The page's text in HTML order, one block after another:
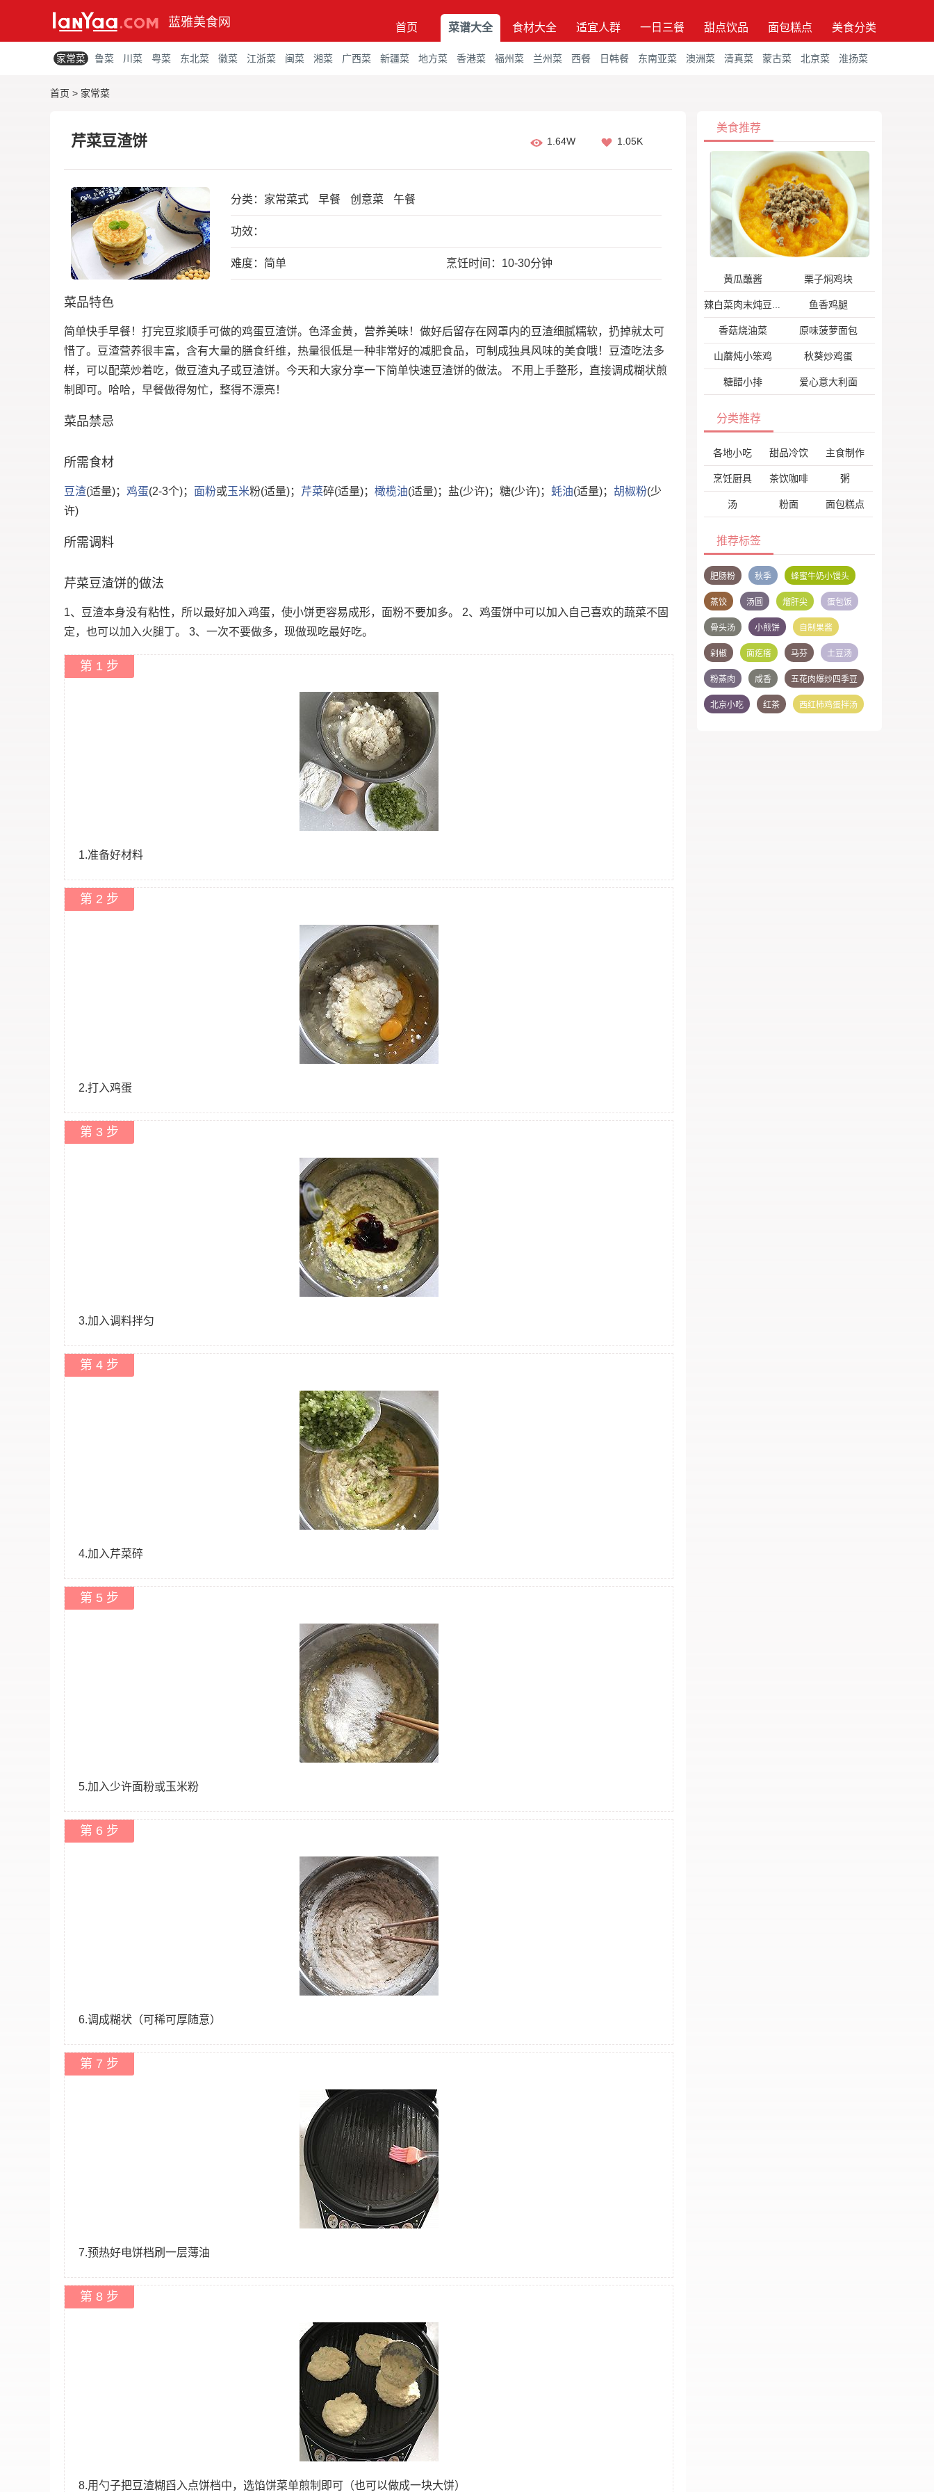
蓝雅美食网 首页 菜谱大全 食材大全 适宜人群 一日三餐 甜点饮品 面包糕点 美食分类
家常菜 鲁菜 川菜 粤菜 东北菜 徽菜 江浙菜 闽菜 湘菜 广西菜 新疆菜 地方菜 香港菜 福州菜 兰州菜 西餐 日韩餐 东南亚菜 澳洲菜 清真菜 蒙古菜 北京菜 淮扬菜
首页 > 家常菜
芹菜豆渣饼 1.64W 1.05K
分类： 家常菜式 早餐 创意菜 午餐
功效：
难度：简单 烹饪时间：10-30分钟
菜品特色
简单快手早餐！打完豆浆顺手可做的鸡蛋豆渣饼。色泽金黄，营养美味！做好后留存在网罩内的豆渣细腻糯软，扔掉就太可
惜了。豆渣营养很丰富，含有大量的膳食纤维，热量很低是一种非常好的减肥食品，可制成独具风味的美食哦！豆渣吃法多
样，可以配菜炒着吃，做豆渣丸子或豆渣饼。今天和大家分享一下简单快速豆渣饼的做法。 不用上手整形，直接调成糊状煎
制即可。哈哈，早餐做得匆忙，整得不漂亮！
菜品禁忌
所需食材
豆渣(适量)； 鸡蛋(2-3个)； 面粉或玉米粉(适量)； 芹菜碎(适量)； 橄榄油(适量)；盐(少许)；糖(少许)； 蚝油(适量)； 胡椒粉(少
许)
所需调料
芹菜豆渣饼的做法
1、豆渣本身没有粘性，所以最好加入鸡蛋，使小饼更容易成形，面粉不要加多。 2、鸡蛋饼中可以加入自己喜欢的蔬菜不固
定，也可以加入火腿丁。 3、一次不要做多，现做现吃最好吃。
第 1 步
1.准备好材料
第 2 步
2.打入鸡蛋
第 3 步
3.加入调料拌匀
第 4 步
4.加入芹菜碎
第 5 步
5.加入少许面粉或玉米粉
第 6 步
6.调成糊状（可稀可厚随意）
第 7 步
7.预热好电饼档刷一层薄油
第 8 步
8.用勺子把豆渣糊舀入点饼档中，选馅饼菜单煎制即可（也可以做成一块大饼）
美食推荐
黄瓜蘸酱 栗子焖鸡块
辣白菜肉末炖豆腐 鱼香鸡腿
香菇烧油菜 原味菠萝面包
山蘑炖小笨鸡 秋葵炒鸡蛋
糖醋小排 爱心意大利面
分类推荐
各地小吃 甜品冷饮 主食制作
烹饪厨具 茶饮咖啡 粥
汤 粉面 面包糕点
推荐标签
肥肠粉 秋季 蜂蜜牛奶小馒头
蒸饺 汤圆 熘肝尖 蛋包饭
骨头汤 小煎饼 自制果酱
剁椒 面疙瘩 马芬 土豆汤
粉蒸肉 咸香 五花肉爆炒四季豆
北京小吃 红茶 西红柿鸡蛋拌汤